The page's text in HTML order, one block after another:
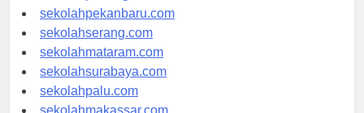
sekolahpadang.com
sekolahpekanbaru.com
sekolahserang.com
sekolahmataram.com
sekolahsurabaya.com
sekolahpalu.com